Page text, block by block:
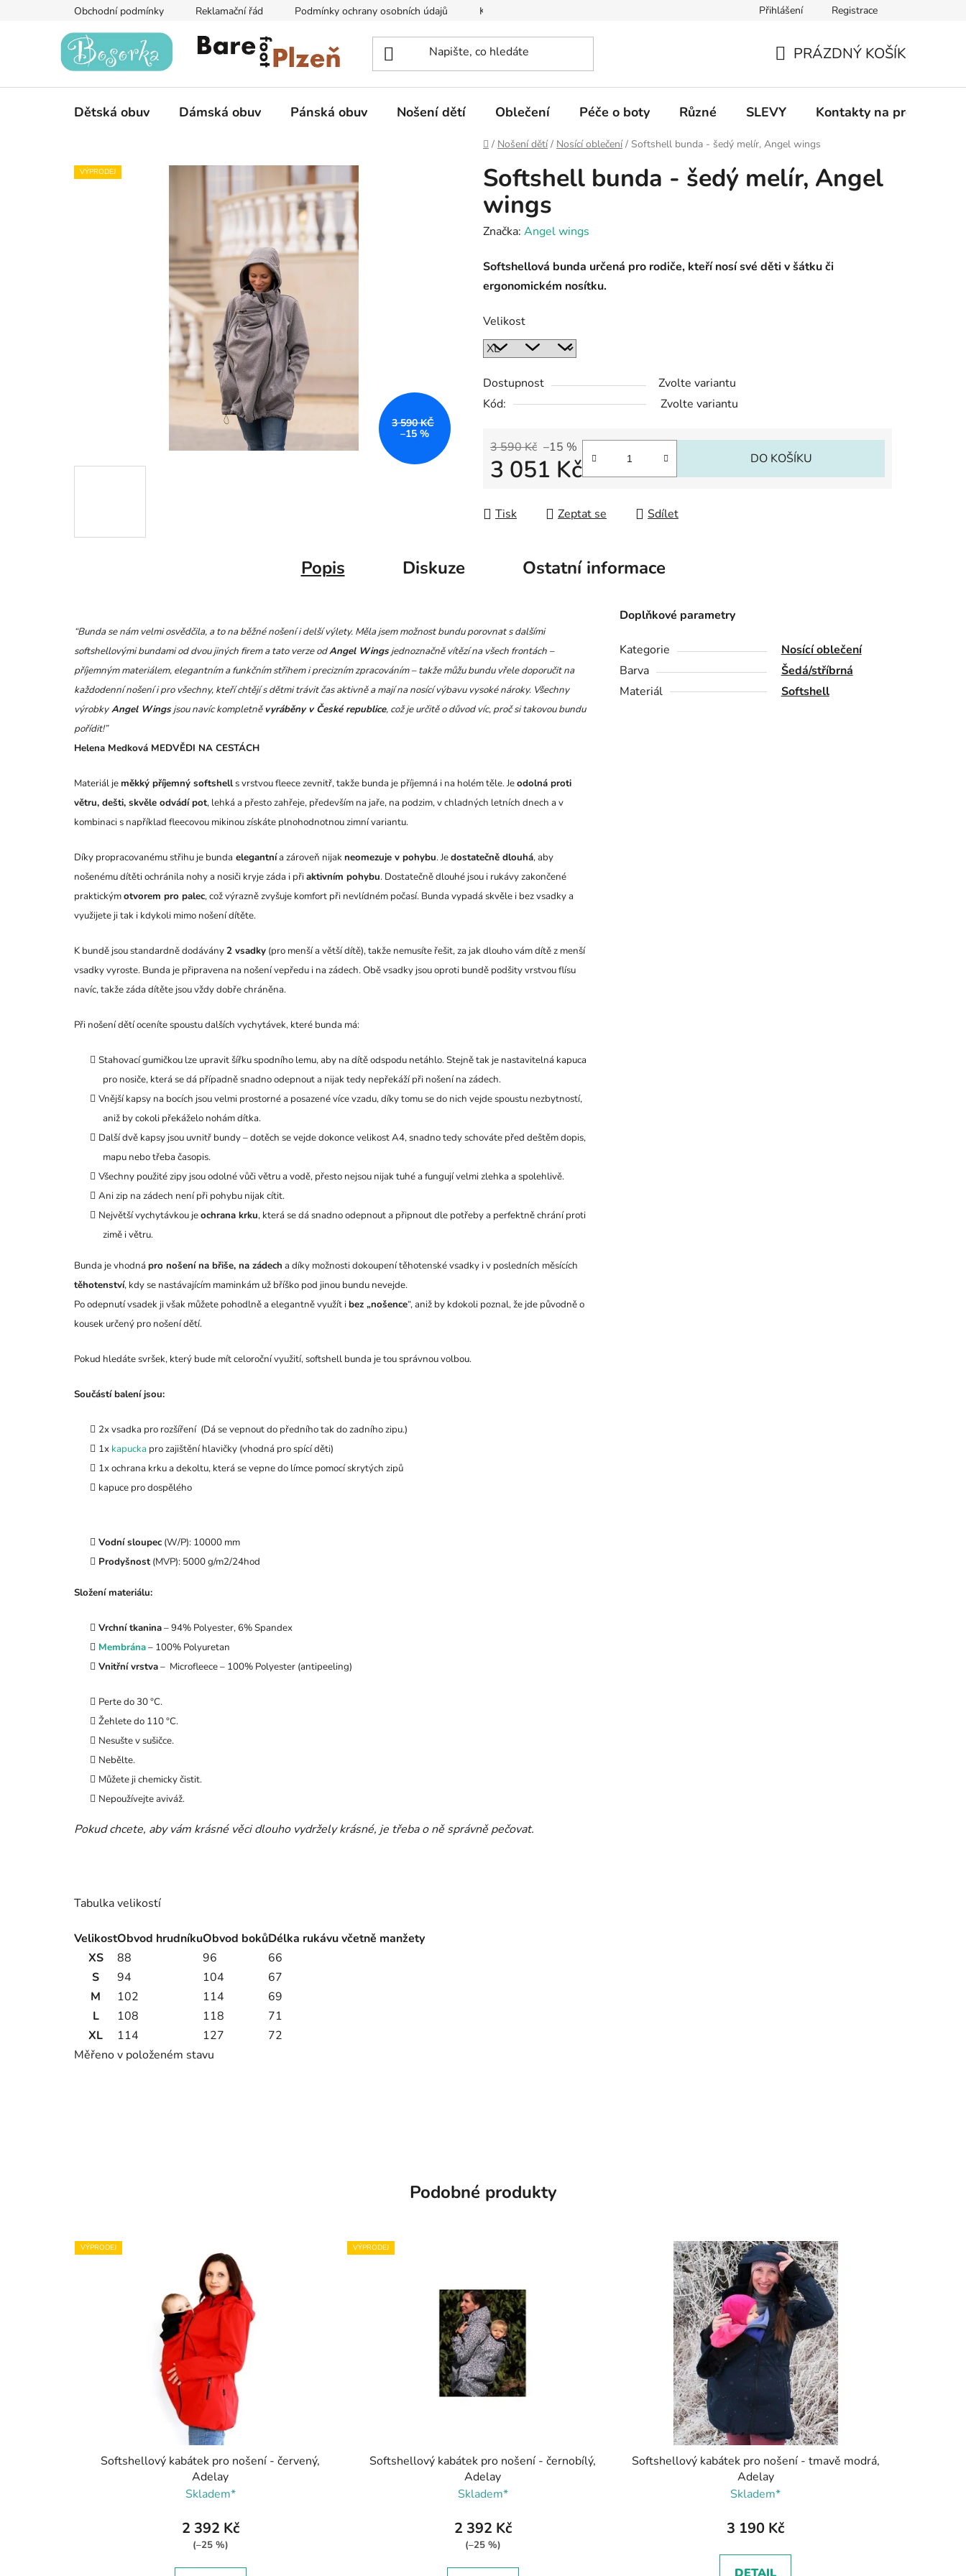
Obchodní podmínky Reklamační řád Podmínky ochrany osobních údajů Kontakty na prodejny Informace k on-line platbám Odstoupení od
Přihlášení Registrace
KOŠÍK
PRÁZDNÝ KOŠÍK
Dětská obuv Dámská obuv Pánská obuv Nošení dětí Oblečení Péče o boty Různé SLEVY Kontakty na prodejny
Domů
/ Nošení dětí / Nosící oblečení / Softshell bunda - šedý melír, Angel wings
Softshell bunda - šedý melír, Angel
wings
Značka: Angel wings
Softshellová bunda určená pro rodiče, kteří nosí své děti v šátku či
ergonomickém nosítku.
Velikost
Dostupnost
Zvolte variantu
Kód:
Zvolte variantu
3 590 Kč –15 %
3 051 Kč DO KOŠÍKU
Tisk Zeptat se Sdílet
VÝPRODEJ
3 590 KČ
–15 %
Popis Diskuze Ostatní informace
“Bunda se nám velmi osvědčila, a to na běžné nošení i delší výlety. Měla jsem možnost bundu porovnat s dalšími
softshellovými bundami od dvou jiných firem a tato verze odAngel Wingsjednoznačně vítězí na všech frontách –
příjemným materiálem, elegantním a funkčním střihem i precizním zpracováním – takže můžu bundu vřele doporučit na
každodenní nošení i pro všechny, kteří chtějí s dětmi trávit čas aktivně a mají na nosící výbavu vysoké nároky. Všechny
výrobkyAngel Wingsjsou navíc kompletněvyráběny v České republice, což je určitě o důvod víc, proč si takovou bundu
pořídit!”
Helena Medková MEDVĚDI NA CESTÁCH
Materiál jeměkký příjemný softshells vrstvou fleece zevnitř, takže bunda je příjemná i na holém těle. Jeodolná proti
větru, dešti, skvěle odvádí pot, lehká a přesto zahřeje, především na jaře, na podzim, v chladných letních dnech a v
kombinaci s například fleecovou mikinou získáte plnohodnotnou zimní variantu.
Díky propracovanému střihu je bunda elegantnía zároveň nijakneomezuje v pohybu. Jedostatečně dlouhá, aby
nošenému dítěti ochránila nohy a nosiči kryje záda i přiaktivním pohybu. Dostatečně dlouhé jsou i rukávy zakončené
praktickýmotvorem pro palec, což výrazně zvyšuje komfort při nevlídném počasí. Bunda vypadá skvěle i bez vsadky a
využijete ji tak i kdykoli mimo nošení dítěte.
K bundě jsou standardně dodávány2 vsadky (pro menší a větší dítě), takže nemusíte řešit, za jak dlouho vám dítě z menší
vsadky vyroste. Bunda je připravena na nošení vepředu i na zádech. Obě vsadky jsou oproti bundě podšity vrstvou flísu
navíc, takže záda dítěte jsou vždy dobře chráněna.
Při nošení dětí oceníte spoustu dalších vychytávek, které bunda má:
Stahovací gumičkou lze upravit šířku spodního lemu, aby na dítě odspodu netáhlo. Stejně tak je nastavitelná kapuca
pro nosiče, která se dá případně snadno odepnout a nijak tedy nepřekáží při nošení na zádech.
Vnější kapsy na bocích jsou velmi prostorné a posazené více vzadu, díky tomu se do nich vejde spoustu nezbytností,
aniž by cokoli překáželo nohám dítka.
Další dvě kapsy jsou uvnitř bundy – dotěch se vejde dokonce velikost A4, snadno tedy schováte před deštěm dopis,
mapu nebo třeba časopis.
Všechny použité zipy jsou odolné vůči větru a vodě, přesto nejsou nijak tuhé a fungují velmi zlehka a spolehlivě.
Ani zip na zádech není při pohybu nijak cítit.
Největší vychytávkou jeochrana krku, která se dá snadno odepnout a připnout dle potřeby a perfektně chrání proti
zimě i větru.
Bunda je vhodná pro nošení na břiše, na zádech a díky možnosti dokoupení těhotenské vsadky i v posledních měsících
těhotenství, kdy se nastávajícím maminkám už bříško pod jinou bundu nevejde.
Po odepnutí vsadek ji však můžete pohodlně a elegantně využít ibez „nošence“, aniž by kdokoli poznal, že jde původně o
kousek určený pro nošení dětí.
Pokud hledáte svršek, který bude mít celoroční využití, softshell bunda je tou správnou volbou.
Součástí balení jsou:
2x vsadka pro rozšíření (Dá se vepnout do předního tak do zadního zipu.)
1x kapucka pro zajištění hlavičky (vhodná pro spící děti)
1x ochrana krku a dekoltu, která se vepne do límce pomocí skrytých zipů
kapuce pro dospělého
Vodní sloupec (W/P): 10000 mm
Prodyšnost(MVP): 5000 g/m2/24hod
Složení materiálu:
Vrchní tkanina– 94% Polyester, 6% Spandex
Membrána– 100% Polyuretan
Vnitřní vrstva– Microfleece – 100% Polyester (antipeeling)
Perte do 30 °C.
Žehlete do 110 °C.
Nesušte v sušičce.
Nebělte.
Můžete ji chemicky čistit.
Nepoužívejte aviváž.
Pokud chcete, aby vám krásné věci dlouho vydržely krásné, je třeba o ně správně pečovat.
Tabulka velikostí
VelikostObvod hrudníkuObvod bokůDélka rukávu včetně manžety
XS
88 96
66
S
94 104
67
M
102 114
69
L
108 118
71
XL
114 127
72
Měřeno v položeném stavu
Doplňkové parametry
Kategorie
Nosící oblečení
Barva
Šedá/stříbrná
Materiál
Softshell
Podobné produkty
VÝPRODEJ
Softshellový kabátek pro nošení - červený,
Adelay
Skladem*
2 392 Kč
(–25 %)
VÝPRODEJ
Softshellový kabátek pro nošení - černobílý,
Adelay
Skladem*
2 392 Kč
(–25 %)
Softshellový kabátek pro nošení - tmavě modrá,
Adelay
Skladem*
3 190 Kč